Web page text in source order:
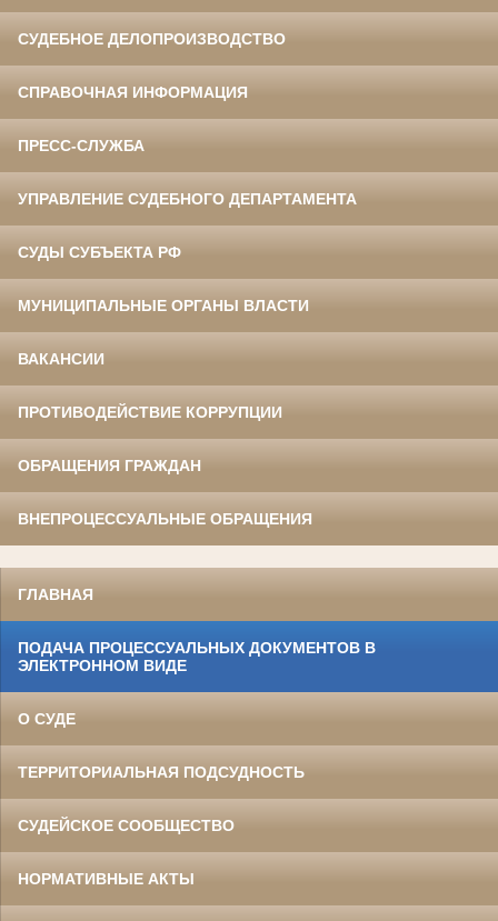
СУДЕБНОЕ ДЕЛОПРОИЗВОДСТВО
СПРАВОЧНАЯ ИНФОРМАЦИЯ
ПРЕСС-СЛУЖБА
УПРАВЛЕНИЕ СУДЕБНОГО ДЕПАРТАМЕНТА
СУДЫ СУБЪЕКТА РФ
МУНИЦИПАЛЬНЫЕ ОРГАНЫ ВЛАСТИ
ВАКАНСИИ
ПРОТИВОДЕЙСТВИЕ КОРРУПЦИИ
ОБРАЩЕНИЯ ГРАЖДАН
ВНЕПРОЦЕССУАЛЬНЫЕ ОБРАЩЕНИЯ
ГЛАВНАЯ
ПОДАЧА ПРОЦЕССУАЛЬНЫХ ДОКУМЕНТОВ В
ЭЛЕКТРОННОМ ВИДЕ
О СУДЕ
ТЕРРИТОРИАЛЬНАЯ ПОДСУДНОСТЬ
СУДЕЙСКОЕ СООБЩЕСТВО
НОРМАТИВНЫЕ АКТЫ